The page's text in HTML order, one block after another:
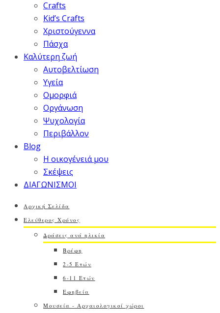
Crafts
Kid’s Crafts
Χριστούγεννα
Πάσχα
Καλύτερη ζωή
Αυτοβελτίωση
Υγεία
Ομορφιά
Οργάνωση
Ψυχολογία
Περιβάλλον
Blog
Η οικογένειά μου
Σκέψεις
ΔΙΑΓΩΝΙΣΜΟΙ
Αρχική Σελίδα
Ελεύθερος Χρόνος
Δράσεις ανά ηλικία
Βρέφη
2-5 Ετών
6-11 Ετών
Εφηβεία
Μουσεία - Αρχαιολογικοί χώροι